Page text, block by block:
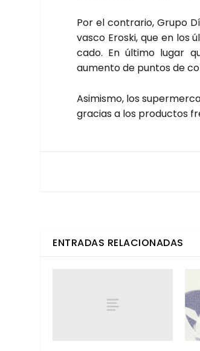
Por el con­tra­rio, Gru­po
vas­co Eros­ki, que en los
ca­do. En últi­mo lugar
aumen­to de pun­tos de
Asi­mis­mo, los
gra­cias a los pro­duc­tos
ENTRADAS RELACIONADAS